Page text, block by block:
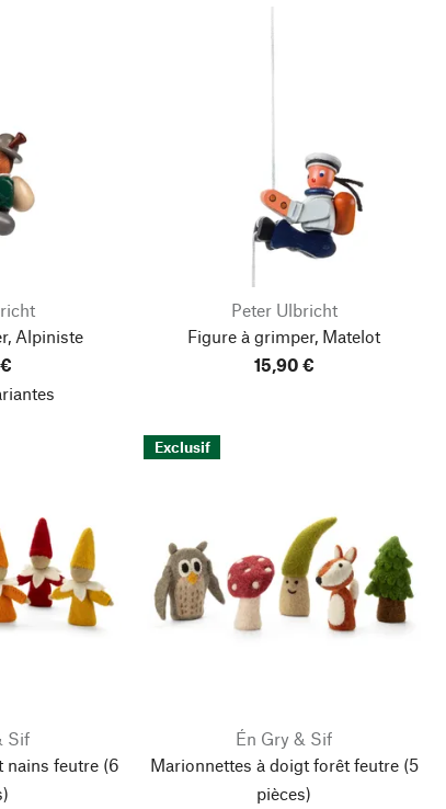
Alpiniste
Peter Ulbricht
Figure à grimper, Matelot
15,90 €
Sif
nains feutre(6
Exclusif
Én Gry & Sif
Marionnettes à doigt forêt feutre(5
pièces)